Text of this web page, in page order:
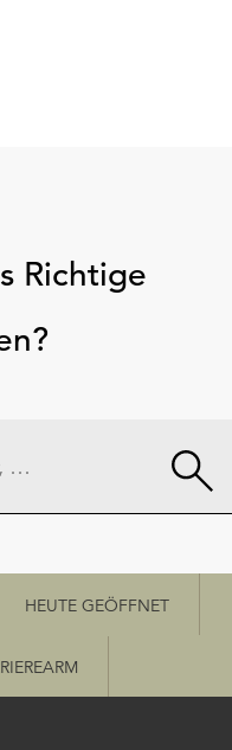
Richtige
HEUTE GEÖFFNET